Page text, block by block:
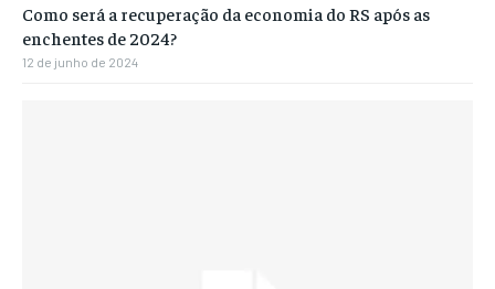
Como será a recuperação da economia do RS após as
enchentes de 2024?
12 de junho de 2024